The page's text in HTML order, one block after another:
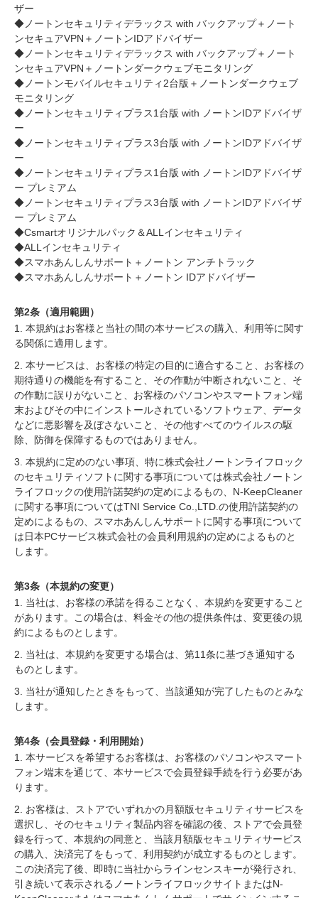
ザー
◆ノートンセキュリティデラックス with バックアップ＋ノート
ンセキュアVPN＋ノートンIDアドバイザー
◆ノートンセキュリティデラックス with バックアップ＋ノート
ンセキュアVPN＋ノートンダークウェブモニタリング
◆ノートンモバイルセキュリティ2台版＋ノートンダークウェブ
モニタリング
◆ノートンセキュリティプラス1台版 with ノートンIDアドバイザ
ー
◆ノートンセキュリティプラス3台版 with ノートンIDアドバイザ
ー
◆ノートンセキュリティプラス1台版 with ノートンIDアドバイザ
ー プレミアム
◆ノートンセキュリティプラス3台版 with ノートンIDアドバイザ
ー プレミアム
◆Csmartオリジナルパック＆ALLインセキュリティ
◆ALLインセキュリティ
◆スマホあんしんサポート＋ノートン アンチトラック
◆スマホあんしんサポート＋ノートン IDアドバイザー
第2条（適用範囲）
1. 本規約はお客様と当社の間の本サービスの購入、利用等に関す
る関係に適用します。
2. 本サービスは、お客様の特定の目的に適合すること、お客様の
期待通りの機能を有すること、その作動が中断されないこと、そ
の作動に誤りがないこと、お客様のパソコンやスマートフォン端
末およびその中にインストールされているソフトウェア、データ
などに悪影響を及ぼさないこと、その他すべてのウイルスの駆
除、防御を保障するものではありません。
3. 本規約に定めのない事項、特に株式会社ノートンライフロック
のセキュリティソフトに関する事項については株式会社ノートン
ライフロックの使用許諾契約の定めによるもの、N-KeepCleaner
に関する事項についてはTNI Service Co.,LTD.の使用許諾契約の
定めによるもの、スマホあんしんサポートに関する事項について
は日本PCサービス株式会社の会員利用規約の定めによるものと
します。
第3条（本規約の変更）
1. 当社は、お客様の承諾を得ることなく、本規約を変更すること
があります。この場合は、料金その他の提供条件は、変更後の規
約によるものとします。
2. 当社は、本規約を変更する場合は、第11条に基づき通知する
ものとします。
3. 当社が通知したときをもって、当該通知が完了したものとみな
します。
第4条（会員登録・利用開始）
1. 本サービスを希望するお客様は、お客様のパソコンやスマート
フォン端末を通じて、本サービスで会員登録手続を行う必要があ
ります。
2. お客様は、ストアでいずれかの月額版セキュリティサービスを
選択し、そのセキュリティ製品内容を確認の後、ストアで会員登
録を行って、本規約の同意と、当該月額版セキュリティサービス
の購入、決済完了をもって、利用契約が成立するものとします。
この決済完了後、即時に当社からラインセンスキーが発行され、
引き続いて表示されるノートンライフロックサイトまたはN-